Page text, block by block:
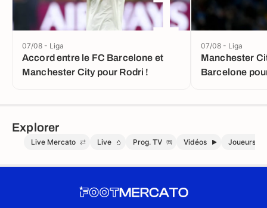
1
Accord entre le FC Barcelone et
Manchester City pour Rodri !
07/08 - Liga
Manchester
Barcelone
07/08 - Liga
Explorer
Live Mercato Live Prog. TV Vidéos Joueurs